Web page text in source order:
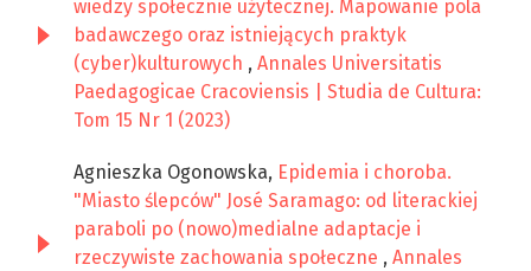
wiedzy społecznie użytecznej. Mapowanie pola
badawczego oraz istniejących praktyk
(cyber)kulturowych , Annales Universitatis
Paedagogicae Cracoviensis | Studia de Cultura:
Tom 15 Nr 1 (2023)
Agnieszka Ogonowska, Epidemia i choroba.
"Miasto ślepców" José Saramago: od literackiej
paraboli po (nowo)medialne adaptacje i
rzeczywiste zachowania społeczne , Annales